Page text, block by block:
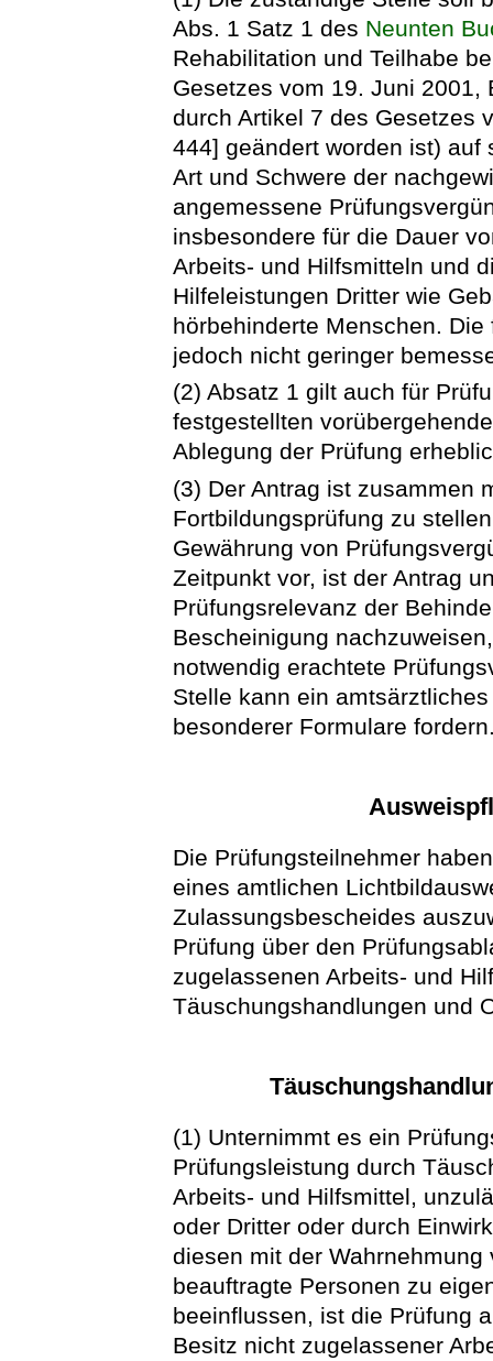
Abs. 1 Satz 1 des Neunten
Rehabilitation und Teilhabe
Gesetzes vom 19. Juni 2001,
durch Artikel 7 des Gesetzes
444] geändert worden ist)
Art und Schwere der
angemessene
insbesondere für die Dauer
Arbeits- und Hilfsmitteln und
Hilfeleistungen Dritter wie
hörbehinderte Menschen.
jedoch nicht geringer
(2) Absatz 1 gilt auch für
festgestellten
Ablegung der Prüfung
(3) Der Antrag ist zusammen
Fortbildungsprüfung zu
Gewährung von
Zeitpunkt vor, ist der Antrag
Prüfungsrelevanz der
Bescheinigung
notwendig erachtete
Stelle kann ein
besonderer Formulare
Die Prüfungsteilnehmer
eines amtlichen
Zulassungsbescheides
Prüfung über den
zugelassenen Arbeits- und
Täuschungshandlungen und
(1) Unternimmt es ein
Prüfungsleistung durch
Arbeits- und Hilfsmittel,
oder Dritter oder durch
diesen mit der
beauftragte Personen zu
beeinflussen, ist die Prüfung
Besitz nicht zugelassener